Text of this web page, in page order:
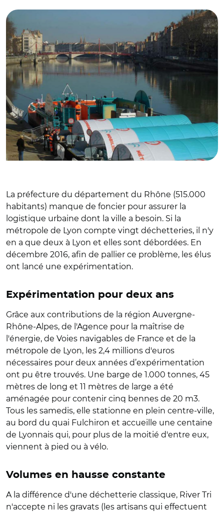
La préfecture du département du Rhône (515.000
habitants) manque de foncier pour assurer la
logistique urbaine dont la ville a besoin. Si la
métropole de Lyon compte vingt déchetteries, il n'y
en a que deux à Lyon et elles sont débordées. En
décembre 2016, afin de pallier ce problème, les élus
ont lancé une expérimentation.
Expérimentation pour deux ans
Grâce aux contributions de la région Auvergne-
Rhône-Alpes, de l'Agence pour la maîtrise de
l'énergie, de Voies navigables de France et de la
métropole de Lyon, les 2,4 millions d'euros
nécessaires pour deux années d’expérimentation
ont pu être trouvés. Une barge de 1.000 tonnes, 45
mètres de long et 11 mètres de large a été
aménagée pour contenir cinq bennes de 20 m3.
Tous les samedis, elle stationne en plein centre-ville,
au bord du quai Fulchiron et accueille une centaine
de Lyonnais qui, pour plus de la moitié d'entre eux,
viennent à pied ou à vélo.
Volumes en hausse constante
A la différence d'une déchetterie classique, River Tri
n'accepte ni les gravats (les artisans qui effectuent